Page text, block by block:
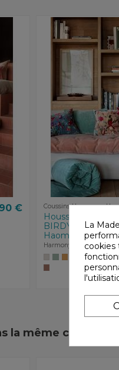
€ Coussins Harmony -
Housse de coussin
BIRDY Harmony -
Haomy
Harmony - Haomy
la même catégorie :
La
cookies